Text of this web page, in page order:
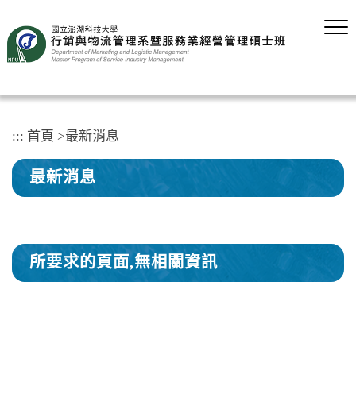
主
要
容
::: 首頁 >最新消息
最新消息
所要求的頁面,無相關資訊